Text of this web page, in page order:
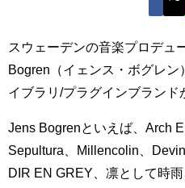
スウェーデンの音楽プロデュ
Bogren（イェンス・ボグレ
イブラリ/プラグインブランド
Jens Bogrenといえば、Arch
Sepultura、Millencolin、
DIR EN GREY、凛として時